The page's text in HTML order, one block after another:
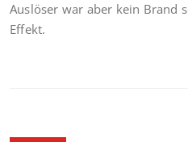
Auslöser war aber kein Brand
Effekt.